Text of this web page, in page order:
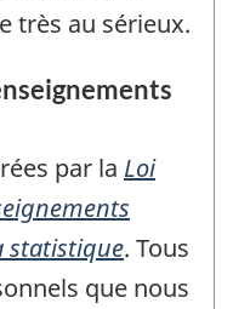
très au sérieux.
par la Loi
statistique. Tous
que nous